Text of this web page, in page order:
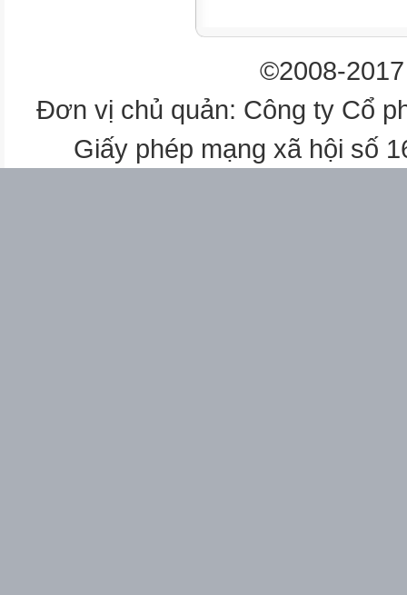
CỦA ĐẤT
©2008-
Đơn vị chủ quản: Công ty Cổ
Giấy phép mạng xã hội số